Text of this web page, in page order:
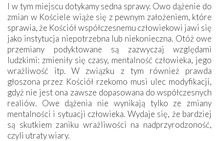
I w tym miejscu dotykamy sedna sprawy. Owo dążenie do
zmian w Kościele wiąże się z pewnym założeniem, które
sprawia, że Kościół współczesnemu człowiekowi jawi się
jako instytucja niepotrzebna lub niekonieczna. Otóż owe
przemiany podyktowane są zazwyczaj względami
ludzkimi: zmieniły się czasy, mentalność człowieka, jego
wrażliwość itp. W związku z tym również prawda
głoszona przez Kościół rzekomo musi ulec modyfikacji,
gdyż nie jest ona zawsze dopasowana do współczesnych
realiów. Owe dążenia nie wynikają tylko ze zmiany
mentalności i sytuacji człowieka. Wydaje się, że bardziej
są skutkiem zaniku wrażliwości na nadprzyrodzoność,
czyli utraty wiary.